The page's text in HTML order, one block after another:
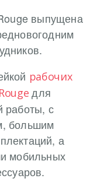
выпущена
рабочих
для
работы, с
большим
а
мобильных